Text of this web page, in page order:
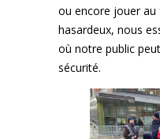
ou encore jouer
hasardeux, nous
où notre public
sécurité.